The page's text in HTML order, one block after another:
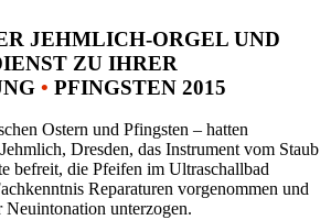
JEHMLICH-ORGEL UND
ZU IHRER
• PFINGSTEN 2015
Ostern und Pfingsten – hatten
Dresden, das Instrument vom Staub
befreit, die Pfeifen im Ultraschallbad
Reparaturen vorgenommen und
unterzogen.